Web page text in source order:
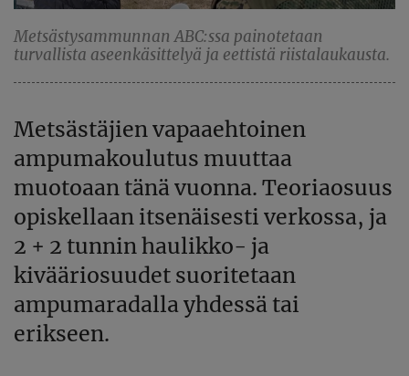
Metsästysammunnan ABC:ssa painotetaan
turvallista aseenkäsittelyä ja eettistä riistalaukausta.
Metsästäjien vapaaehtoinen
ampumakoulutus muuttaa
muotoaan tänä vuonna. Teoriaosuus
opiskellaan itsenäisesti verkossa, ja
2 + 2 tunnin haulikko- ja
kivääriosuudet suoritetaan
ampumaradalla yhdessä tai
erikseen.